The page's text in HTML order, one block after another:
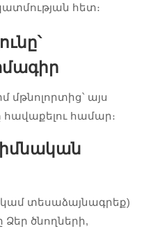
հետ։
մթնոլորտից՝ այս
համար։
տեսաձայնագրեք)
Ձեր ծնողների,